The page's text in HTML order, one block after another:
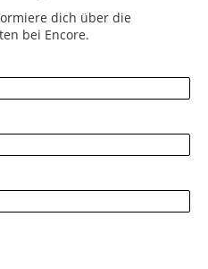
dich über die
bei Encore.